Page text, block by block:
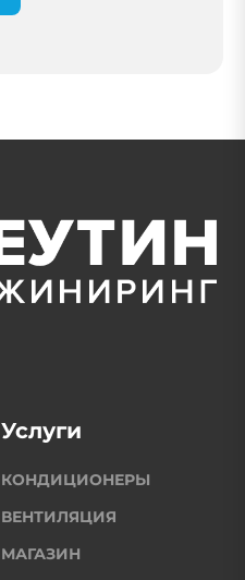
Услуги
КОНДИЦИОНЕРЫ
ВЕНТИЛЯЦИЯ
МАГАЗИН